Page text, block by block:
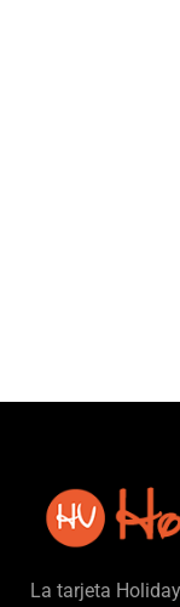
La tarjeta